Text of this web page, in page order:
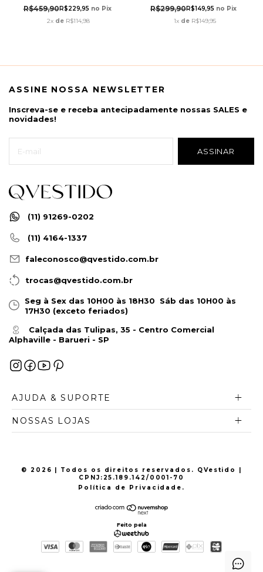
PLANO NEW GRID AZUL
MARINHO - DOCE TRAMA
R$459,90R$229,95 no Pix
2x de R$114,98
- DOCE TRAMA
R$299,90R$149,95 no Pix
1xde R$149,95
(11) 91269-0202
(11) 4164-1337
faleconosco@qvestido.com.br
trocas@qvestido.com.br
Seg à Sex das 10H00 às 18H30 Sáb das 10H00 às
17H30 (exceto feriados)
Calçada das Tulipas, 35 - Centro Comercial
Alphaville - Barueri - SP
AJUDA & SUPORTE
NOSSAS LOJAS
ASSINE NOSSA NEWSLETTER
Inscreva-se e receba antecipadamente nossas SALES e
novidades!
© 2026 | Todos os direitos reservados. QVestido |
CPNJ:25.189.142/0001-70
Política de Privacidade .
Feito pela